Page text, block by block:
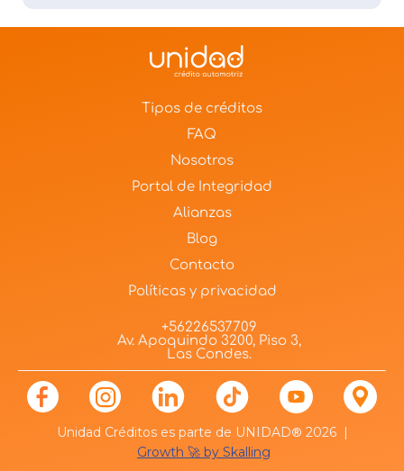
Tipos de créditos
FAQ
Nosotros
Portal de Integridad
Alianzas
Blog
Contacto
Políticas y privacidad
+56226537709
Av. Apoquindo 3200, Piso 3,
Las Condes.
Unidad Créditos es parte de UNIDAD® 2026 |
Growth 🚀 by Skalling